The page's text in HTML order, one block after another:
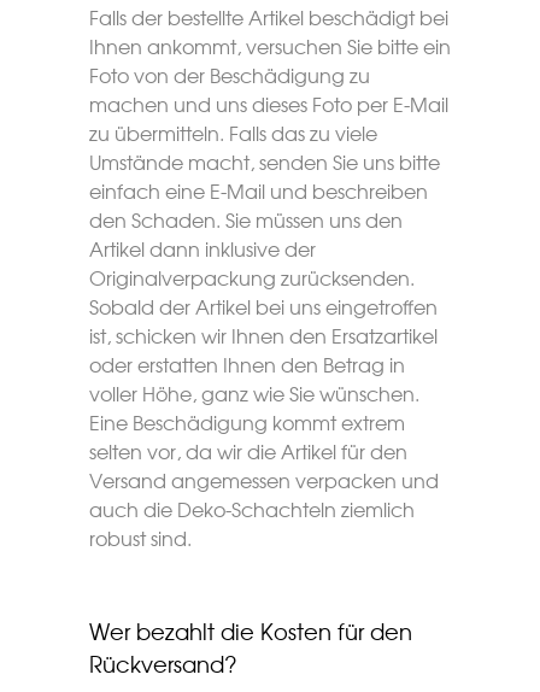
Falls der bestellte Artikel beschädigt bei
Ihnen ankommt, versuchen Sie bitte ein
Foto von der Beschädigung zu
machen und uns dieses Foto per E-Mail
zu übermitteln. Falls das zu viele
Umstände macht, senden Sie uns bitte
einfach eine E-Mail und beschreiben
den Schaden. Sie müssen uns den
Artikel dann inklusive der
Originalverpackung zurücksenden.
Sobald der Artikel bei uns eingetroffen
ist, schicken wir Ihnen den Ersatzartikel
oder erstatten Ihnen den Betrag in
voller Höhe, ganz wie Sie wünschen.
Eine Beschädigung kommt extrem
selten vor, da wir die Artikel für den
Versand angemessen verpacken und
auch die Deko-Schachteln ziemlich
robust sind.
Wer bezahlt die Kosten für den
Rückversand?